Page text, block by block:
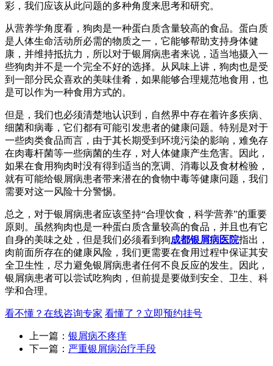
彩，我们应该从此问题的多种角度来思考和研究。
从营养学角度看，狗肉是一种蛋白质含量较高的食品。蛋白质
是人体生命活动所必需的物质之一，它能够帮助支持身体健
康，并维持抵抗力，所以对于银屑病患者来说，适当地摄入一
些狗肉并不是一个完全不好的选择。从风味上讲，狗肉也是受
到一部分民众喜欢的美味佳肴，如果能够合理规范地食用，也
是可以作为一种食用方式的。
但是，我们也必须清楚地认识到，自然界中存在着许多疾病、
细菌和病毒，它们都有可能引发患者的健康问题。特别是对于
一些肉类食品而言，由于其长期受到环境污染的影响，难免存
在肉毒杆菌等一些病菌的生存，对人体健康产生危害。因此，
如果在食用狗肉时没有得到适当的烹调、消毒以及食材检验，
就有可能给银屑病患者带来潜在的食物中毒等健康问题，我们
需要对这一风险十分警惕。
总之，对于银屑病患者应该坚持“合理饮食，科学营养”的重要
原则。虽然狗肉也是一种蛋白质含量较高的食品，并且也有它
自身的美味之处，但是我们必须看到狗成都银屑病医院指出，
肉前面所存在的健康风险，我们更需要在食用过程中保证其安
全卫生性，尽力避免银屑病患者任何不良反应的发生。因此，
银屑病患者可以尝试吃狗肉，但前提是要做到安全、卫生、科
学和合理。
看不懂？在线咨询专家 看懂了？立即预约挂号
上一篇： 银屑病不疼痒
下一篇： 严重银屑病治疗手段